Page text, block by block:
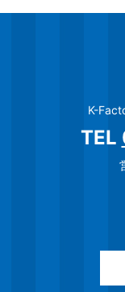
K-
TEL